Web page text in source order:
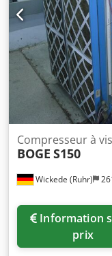
Wickede (Ruhr)
Compresseur à vis
BOGE S150
prix